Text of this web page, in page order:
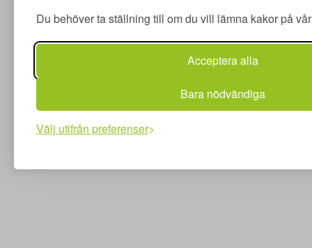
Du behöver ta ställning till om du vill lämna kakor på
Acceptera alla
Bara nödvändiga
Välj utifrån preferenser